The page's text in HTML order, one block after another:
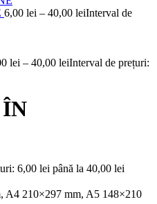
6,00 lei – 40,00 leiInterval de
lei – 40,00 leiInterval de prețuri:
ÎN
6,00 lei până la 40,00 lei
, A4 210×297 mm, A5 148×210